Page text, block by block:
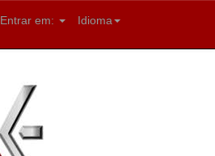
Idioma
Entrar em: